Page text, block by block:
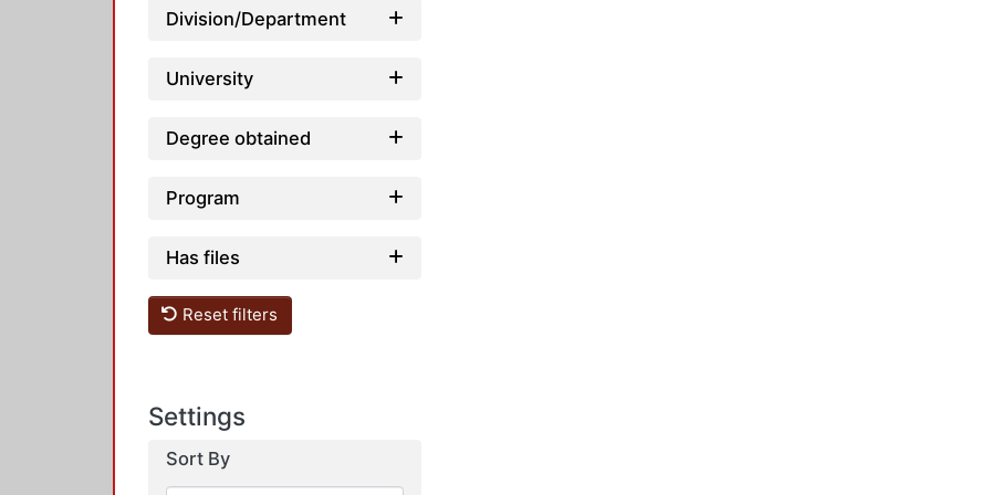
Division/Department
University
Degree obtained
Program
Has files
Reset filters
Settings
Sort By